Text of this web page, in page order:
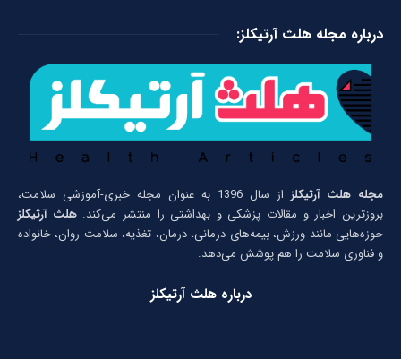
درباره مجله هلث آرتیکلز:
مجله هلث آرتیکلز
از سال 1396 به عنوان مجله خبری-آموزشی سلامت،
بروزترین اخبار و مقالات پزشکی و بهداشتی را منتشر می‌کند.هلث آرتیکلز
حوزه‌هایی مانند ورزش، بیمه‌های درمانی، درمان، تغذیه، سلامت روان، خانواده
و فناوری سلامت را هم پوشش می‌دهد.
درباره هلث آرتیکلز